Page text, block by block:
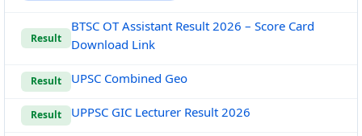
Result
BTSC OT Assistant Result 2026 – Score Card
Download Link
Result UPSC Combined Geo
Result UPPSC GIC Lecturer Result 2026